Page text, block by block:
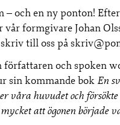
– och en ny ponton!
vår formgivare Johan
till oss på
och spoken
sin kommande bokEn
våra huvudet och
att ögonen började